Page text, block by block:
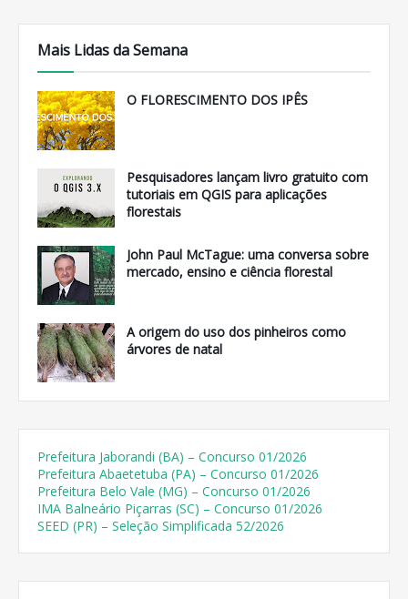
Mais Lidas da Semana
O FLORESCIMENTO DOS IPÊS
Pesquisadores lançam livro gratuito com
tutoriais em QGIS para aplicações
florestais
John Paul McTague: uma conversa sobre
mercado, ensino e ciência florestal
A origem do uso dos pinheiros como
árvores de natal
Prefeitura Jaborandi (BA) – Concurso 01/2026
Prefeitura Abaetetuba (PA) – Concurso 01/2026
Prefeitura Belo Vale (MG) – Concurso 01/2026
IMA Balneário Piçarras (SC) – Concurso 01/2026
SEED (PR) – Seleção Simplificada 52/2026